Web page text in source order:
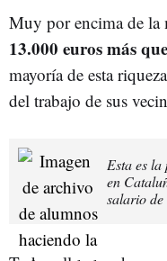
Muy por encima de la
13.000 euros más
mayoría de esta
del trabajo de sus
Esta es la
en
salario de